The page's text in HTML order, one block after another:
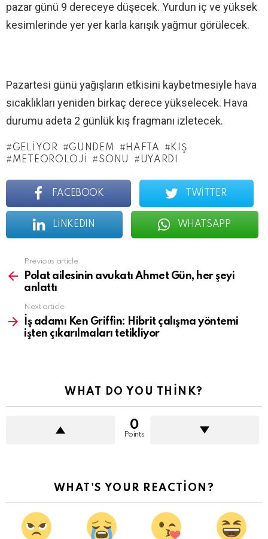
pazar günü 9 dereceye düşecek. Yurdun iç ve yüksek
kesimlerinde yer yer karla karışık yağmur görülecek.
Pazartesi günü yağışların etkisini kaybetmesiyle hava
sıcaklıkları yeniden birkaç derece yükselecek. Hava
durumu adeta 2 günlük kış fragmanı izletecek.
GELIYOR GÜNDEM HAFTA
KIŞ
METEOROLOJI
SONU UYARDI
FACEBOOK TWITTER
LINKEDIN WHATSAPP
more
Previous article
Polat ailesinin avukatı Ahmet Gün, her şeyi
anlattı
Next article
İş adamı Ken Griffin: Hibrit çalışma yöntemi
işten çıkarılmaları tetikliyor
WHAT DO YOU THINK?
0
Points
WHAT'S YOUR REACTION?